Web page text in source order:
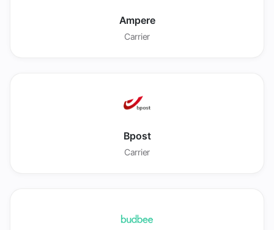
Ampere
Carrier
Bpost
Carrier